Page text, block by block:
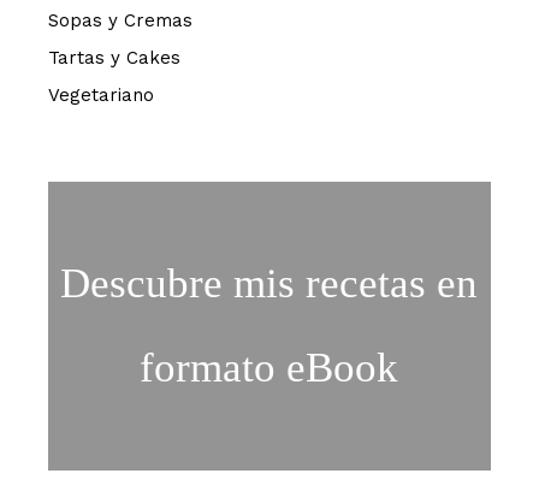
Sopas y Cremas
Tartas y Cakes
Vegetariano
Descubre mis recetas en
formato eBook